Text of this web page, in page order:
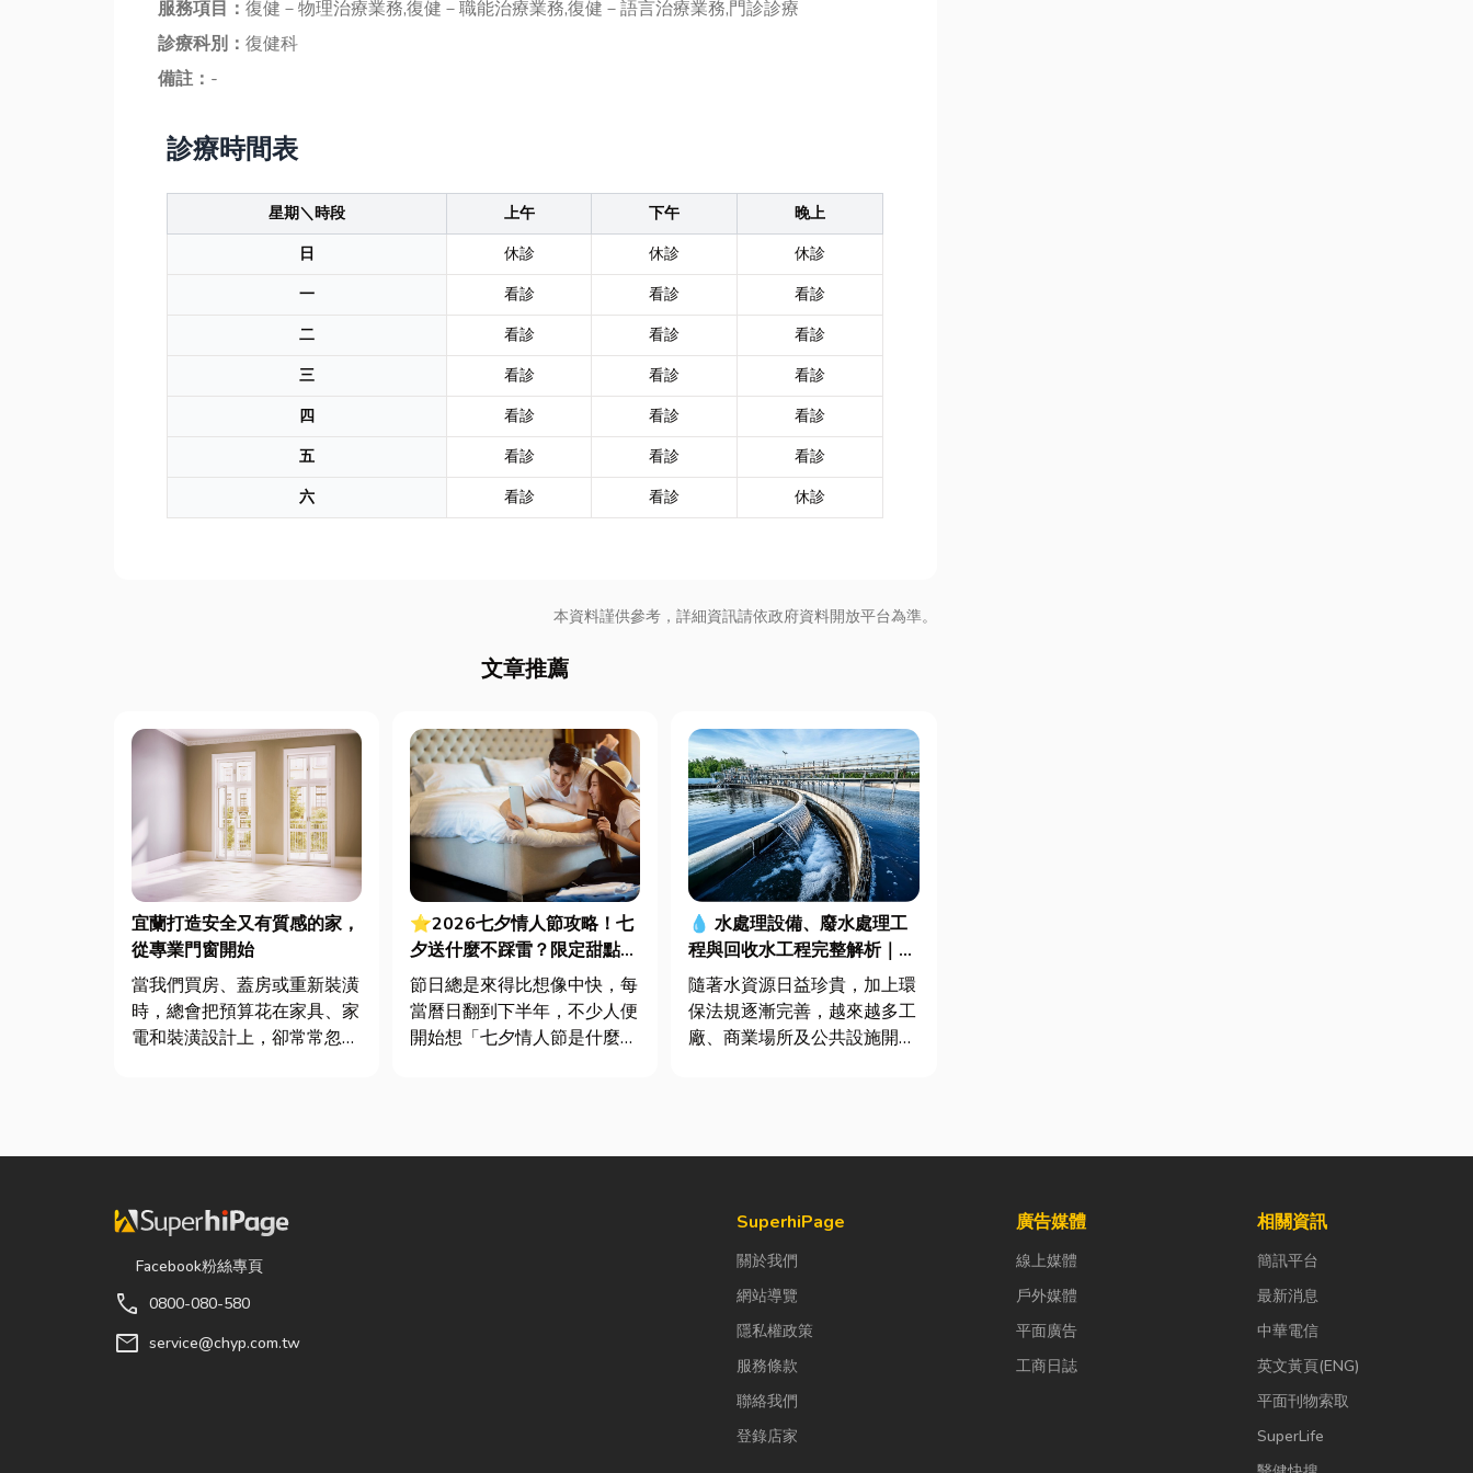
服務項目： 復健－物理治療業務,復健－職能治療業務,復健－語言治療業務,門診診療
診療科別： 復健科
備註： -
診療時間表
星期＼時段 上午 下午
晚上
日
休診 休診
休診
一
看診 看診
看診
二
看診 看診
看診
三
看診 看診
看診
四
看診 看診
看診
五
看診 看診
看診
六
看診 看診 休診
本資料謹供參考，詳細資訊請依政府資料開放平台為準。
文章推薦
宜蘭打造安全又有質感的家，
從專業門窗開始
當我們買房、蓋房或重新裝潢
時，總會把預算花在家具、家
電和裝潢設計上，卻常常忽略
打...
⭐2026七夕情人節攻略！七
夕送什麼不踩雷？限定甜點哪
裡買？台中甜點推薦一次看！
節日總是來得比想像中快，每
當曆日翻到下半年，不少人便
開始想「七夕情人節是什麼時
💧 水處理設備、廢水處理工
程與回收水工程完整解析｜打
造高效率水資源管理方案
隨著水資源日益珍貴，加上環
保法規逐漸完善，越來越多工
廠、商業場所及公共設施開始
Facebook粉絲專頁
call 0800-080-580
mail service@chyp.com.tw
SuperhiPage
關於我們
網站導覽
隱私權政策
服務條款
聯絡我們
登錄店家
廣告媒體
線上媒體
戶外媒體
平面廣告
工商日誌
相關資訊
簡訊平台
最新消息
中華電信
英文黃頁(ENG)
平面刊物索取
SuperLife